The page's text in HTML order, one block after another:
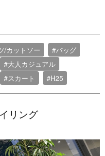
/カットソー
#バッグ
#大人カジュアル
#スカート #H25
リング